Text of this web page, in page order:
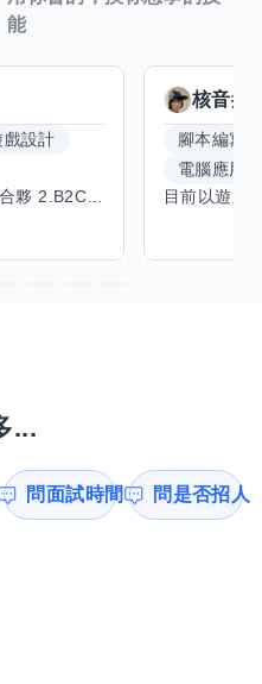
能
戲設計
核音擅
腳本編寫
電腦應用
...
問面試時間 問是否招人